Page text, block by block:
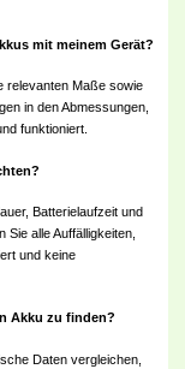
mit meinem Gerät?
relevanten Maße sowie
in den Abmessungen,
funktioniert.
Batterielaufzeit und
alle Auffälligkeiten,
und keine
Akku zu finden?
Daten vergleichen,